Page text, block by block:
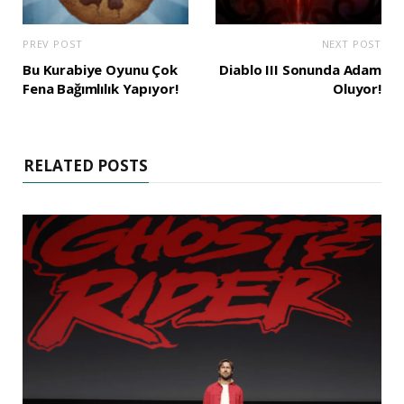
PREV POST
Bu Kurabiye Oyunu Çok
Fena Bağımlılık Yapıyor!
NEXT POST
Diablo III Sonunda Adam
Oluyor!
RELATED POSTS